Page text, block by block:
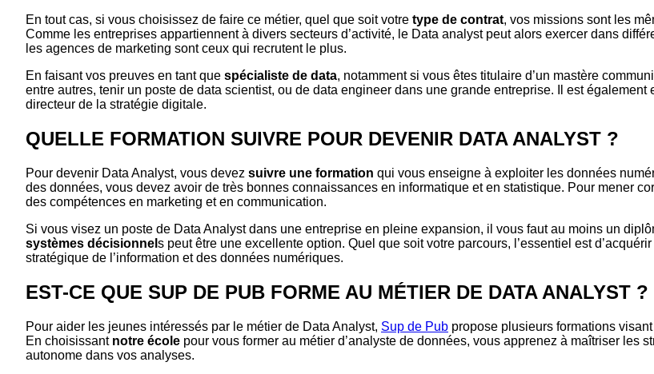
En tout cas, si vous choisissez de faire ce métier, quel que soit votre type de contrat, vos missions sont les
Comme les entreprises appartiennent à divers secteurs d’activité, le Data analyst peut alors exercer dans
les agences de marketing sont ceux qui recrutent le plus.
En faisant vos preuves en tant que spécialiste de data, notamment si vous êtes titulaire d’un mastère
entre autres, tenir un poste de data scientist, ou de data engineer dans une grande entreprise. Il est
directeur de la stratégie digitale.
QUELLE FORMATION SUIVRE POUR DEVENIR DATA ANALYST ?
Pour devenir Data Analyst, vous devez suivre une formation qui vous enseigne à exploiter les données
des données, vous devez avoir de très bonnes connaissances en informatique et en statistique. Pour mener
des compétences en marketing et en communication.
Si vous visez un poste de Data Analyst dans une entreprise en pleine expansion, il vous faut au moins un
systèmes décisionnel s peut être une excellente option. Quel que soit votre parcours, l’essentiel est
stratégique de l’information et des données numériques.
EST-CE QUE SUP DE PUB FORME AU MÉTIER DE DATA ANALYST ?
Pour aider les jeunes intéressés par le métier de Data Analyst, Sup de Pub propose plusieurs formations
En choisissantnotre école pour vous former au métier d’analyste de données, vous apprenez à maîtriser les
autonome dans vos analyses.